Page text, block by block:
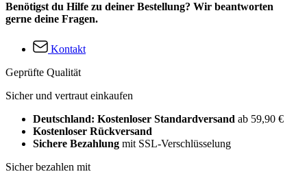
Benötigst du Hilfe zu deiner Bestellung? Wir beantworten
gerne deine Fragen.
Kontakt
Geprüfte Qualität
Sicher und vertraut einkaufen
Deutschland: Kostenloser Standardversand ab 59,90 €
Kostenloser Rückversand
Sichere Bezahlung mit SSL-Verschlüsselung
Sicher bezahlen mit